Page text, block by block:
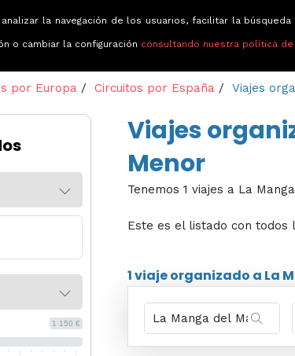
Viajes que emocionan
por Europa / Circuitos por España / Viajes
Viajes
Menor
Tenemos 1 viajes a La
Este es el listado con todos
1 viajeorganizado a La
1 150 €
la navegación de los usuarios, facilitar la
o cambiar la configuración consultando nuestra política